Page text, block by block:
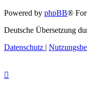
Powered by phpBB®
Deutsche Übersetzung
Datenschutz |